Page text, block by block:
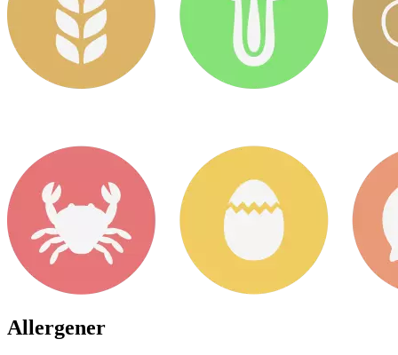
Allergener